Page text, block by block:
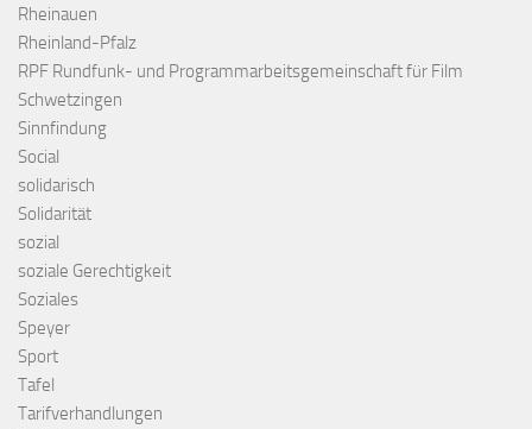
Rheinauen
Rheinland-Pfalz
RPF Rundfunk- und Programmarbeitsgemeinschaft für Film
Schwetzingen
Sinnfindung
Social
solidarisch
Solidarität
sozial
soziale Gerechtigkeit
Soziales
Speyer
Sport
Tafel
Tarifverhandlungen